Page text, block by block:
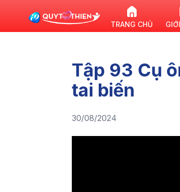
TRANG CHỦ
Tập 93 Cụ
tai biến
30/08/2024